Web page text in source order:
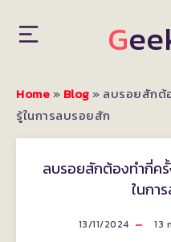
Home» Blog» ลบรอยสักต้
รู้ในการลบรอยสัก
ลบรอยสักต้องทำกี่ค
ในกา
13/11/2024 13